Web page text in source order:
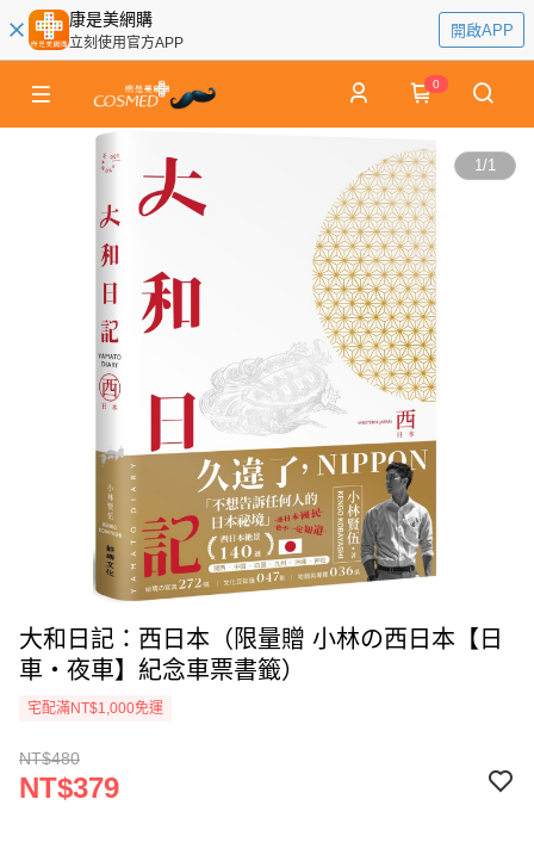
康是美網購
立刻使用官方APP
開啟APP
0
1/1
大和日記：西日本（限量贈 小林の西日本【日
車‧夜車】紀念車票書籤）
宅配滿NT$1,000免運
NT$480
NT$379